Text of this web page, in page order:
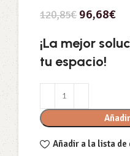
120,85€ 96,68€
¡La mejor
tu espacio!
Añadir a la lista de